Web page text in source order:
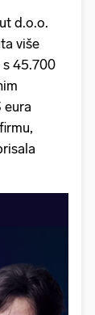
d.o.o.
više
45.700
eura